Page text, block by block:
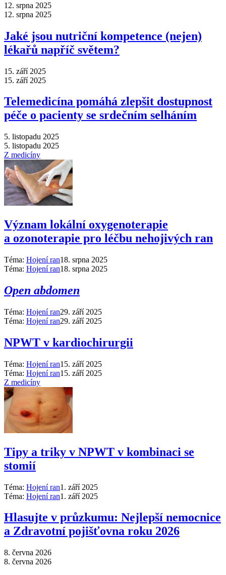
12. srpna 2025
12. srpna 2025
Jaké jsou nutriční kompetence (nejen)
lékařů napříč světem?
15. září 2025
15. září 2025
Telemedicína pomáhá zlepšit dostupnost
péče o pacienty se srdečním selháním
5. listopadu 2025
5. listopadu 2025
Z medicíny
Význam lokální oxygenoterapie
a ozonoterapie pro léčbu nehojivých ran
Téma: Hojení ran18. srpna 2025
Téma: Hojení ran18. srpna 2025
Open abdomen
Téma: Hojení ran29. září 2025
Téma: Hojení ran29. září 2025
NPWT v kardiochirurgii
Téma: Hojení ran15. září 2025
Téma: Hojení ran15. září 2025
Z medicíny
Tipy a triky v NPWT v kombinaci se
stomií
Téma: Hojení ran1. září 2025
Téma: Hojení ran1. září 2025
Hlasujte v průzkumu: Nejlepší nemocnice
a Zdravotní pojišťovna roku 2026
8. června 2026
8. června 2026